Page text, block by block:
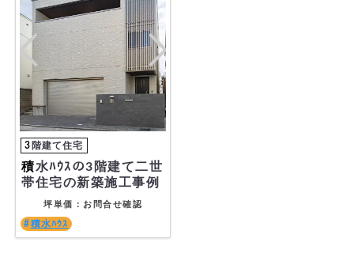
積水ﾊｳｽの3階建て二世
帯住宅の新築施工事例
坪単価：お問合せ確認
積水ﾊｳｽ